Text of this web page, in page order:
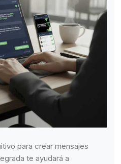
para crear mensajes
te ayudará a